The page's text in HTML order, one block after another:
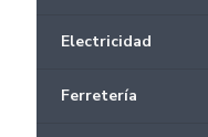
Electricidad
Ferretería